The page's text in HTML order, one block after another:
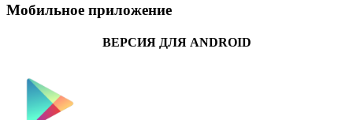
Мобильное приложение
ВЕРСИЯ ДЛЯ ANDROID